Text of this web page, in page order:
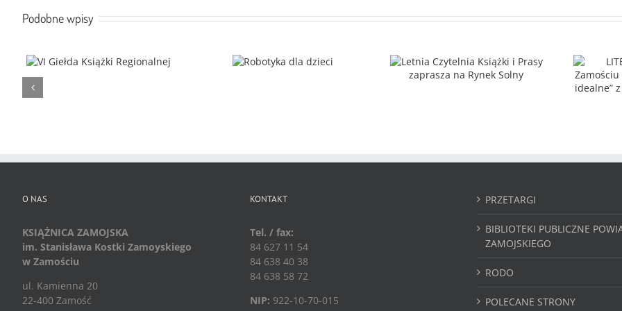
Podobne wpisy
O NAS
KSIĄŻNICA ZAMOJSKA
im. Stanisława Kostki Zamoyskiego
w Zamościu
ul. Kamienna 20
22-400 Zamość
KONTAKT
Tel. / fax:
84 627 11 54
84 638 40 38
84 638 58 72
NIP: 922-10-70-015
PRZETARGI
BIBLIOTEKI PUBLICZNE
ZAMOJSKIEGO
RODO
POLECANE STRONY